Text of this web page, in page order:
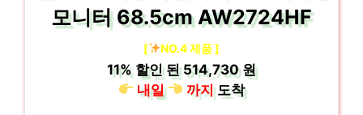
모니터 68.5cm AW2724HF
[ NO.4 제품 ]
11% 할인 된514,730 원
내일
까지도착